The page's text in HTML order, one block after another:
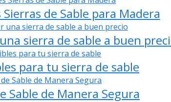
de Sable para Madera
sierra de sable a buen
para tu sierra de sable
Sable de Manera Segura